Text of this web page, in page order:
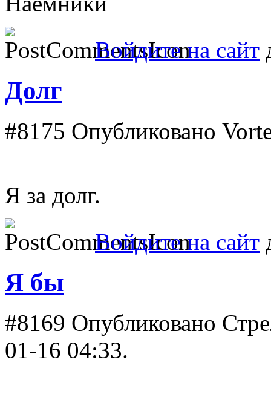
Войдите на сайт
Долг
#8175 Опубликовано
Я за долг.
Войдите на сайт
Я бы
#8169 Опубликовано
01-16 04:33.